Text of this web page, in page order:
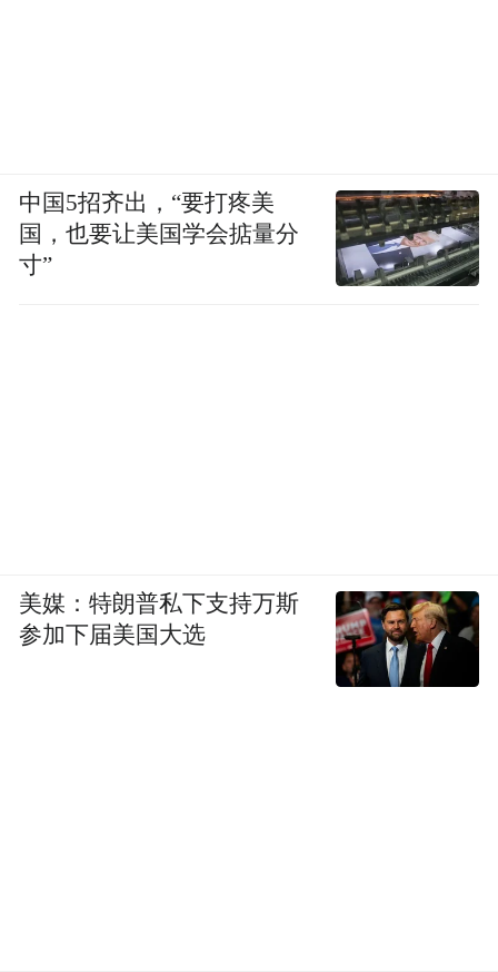
中国5招齐出，“要打疼美
国，也要让美国学会掂量分
寸”
美媒：特朗普私下支持万斯
参加下届美国大选